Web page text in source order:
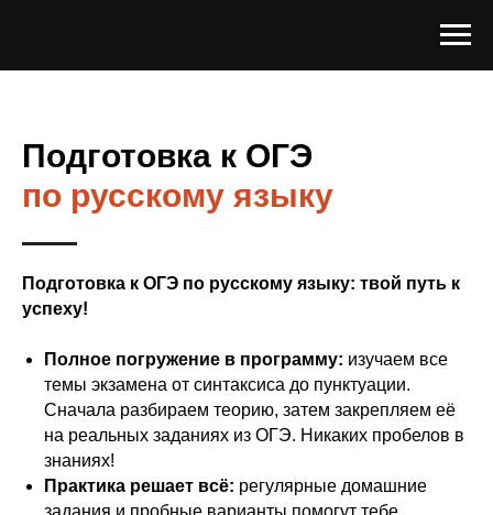
Подготовка к ОГЭ
по русскому языку
Подготовка к ОГЭ по русскому языку: твой путь к
успеху!
Полное погружение в программу: изучаем все
темы экзамена от синтаксиса до пунктуации.
Сначала разбираем теорию, затем закрепляем её
на реальных заданиях из ОГЭ. Никаких пробелов в
знаниях!
Практика решает всё: регулярные домашние
задания и пробные варианты помогут тебе